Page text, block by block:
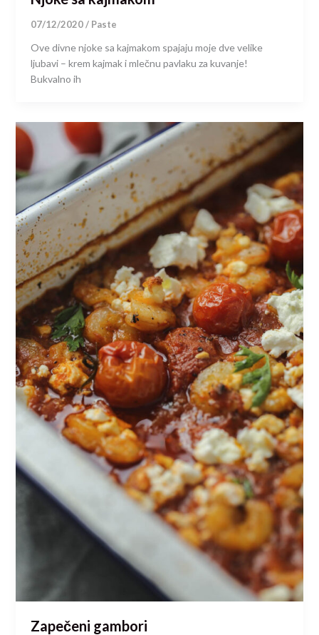
07/12/2020/ Paste
Ove divne njoke sa kajmakom spajaju moje dve velike
ljubavi – krem kajmak i mlečnu pavlaku za kuvanje!
Bukvalno ih
Zapečeni gambori